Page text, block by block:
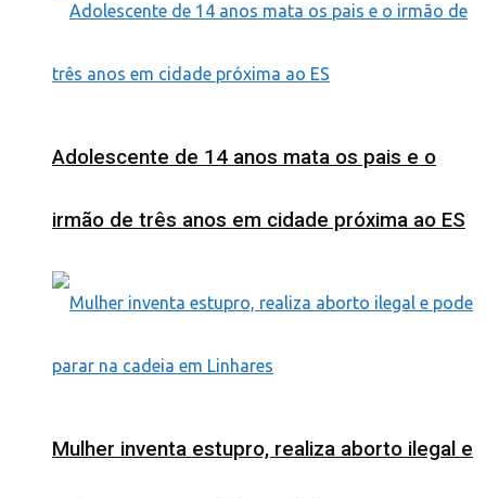
Adolescente de 14 anos mata os pais e o
irmão de três anos em cidade próxima ao ES
Mulher inventa estupro, realiza aborto ilegal e